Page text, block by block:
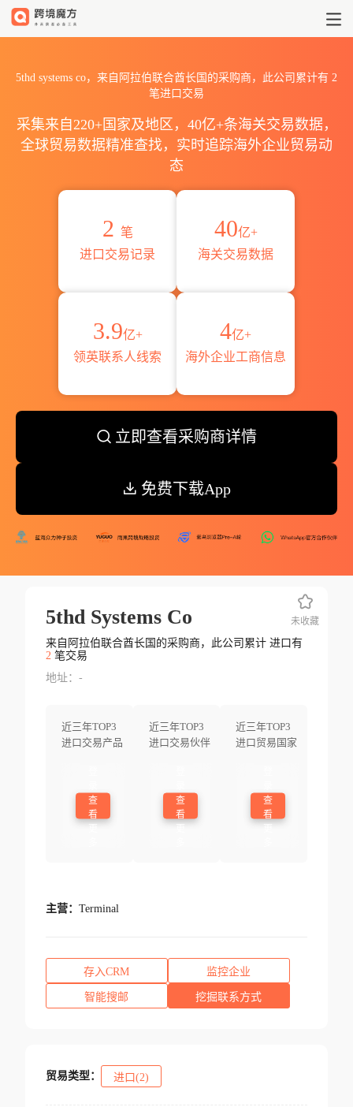
5thd systems co，来自阿拉伯联合酋长国的采购商，此公司累计有 2
笔进口交易
采集来自220+国家及地区，40亿+条海关交易数据，
全球贸易数据精准查找，实时追踪海外企业贸易动
态
2 笔
进口交易记录
40亿+
海关交易数据
3.9亿+
领英联系人线索
4亿+
海外企业工商信息
立即查看采购商详情
免费下载App
5thd Systems Co
来自阿拉伯联合酋长国的采购商，此公司累计 进口有
2笔交易
地址：-
近三年TOP3
进口交易产品
查
看
近三年TOP3
进口交易伙伴
查
看
近三年TOP3
进口贸易国家
查
看
未收藏
主营： Terminal
存入CRM 监控企业
智能搜邮 挖掘联系方式
贸易类型： 进口(2)